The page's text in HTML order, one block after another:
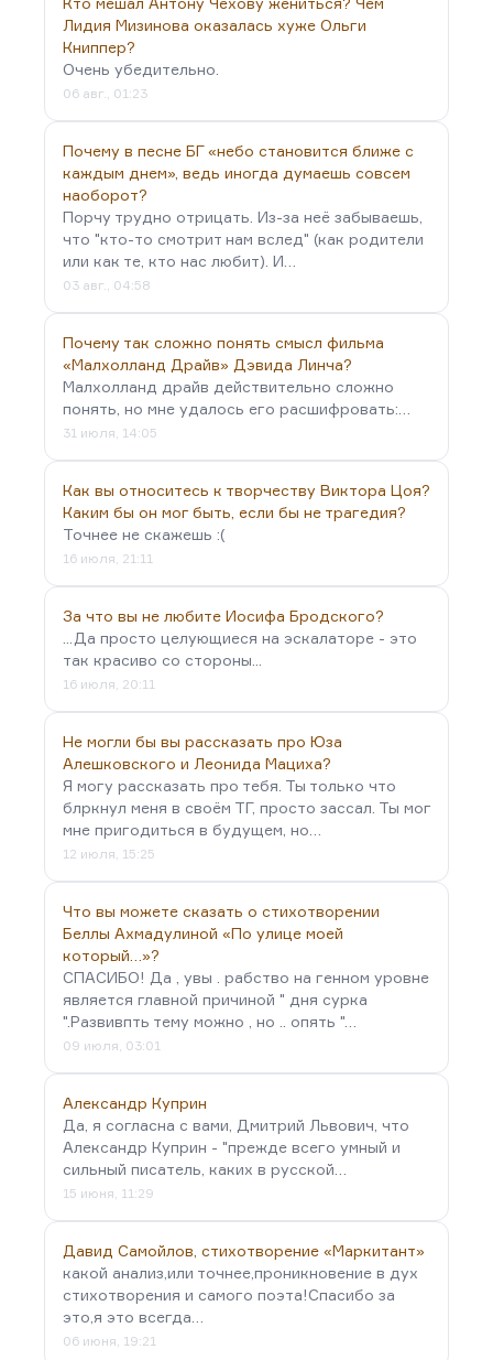
Лидия Мизинова оказалась хуже Ольги
Книппер?
Очень убедительно.
06 авг., 01:23
Почему в песне БГ «небо становится ближе с
каждым днем», ведь иногда думаешь совсем
наоборот?
Порчу трудно отрицать. Из-за неё забываешь,
что "кто-то смотрит нам вслед" (как родители
или как те, кто нас любит). И…
03 авг., 04:58
Почему так сложно понять смысл фильма
«Малхолланд Драйв» Дэвида Линча?
Малхолланд драйв действительно сложно
понять, но мне удалось его расшифровать:…
31 июля, 14:05
Как вы относитесь к творчеству Виктора Цоя?
Каким бы он мог быть, если бы не трагедия?
Точнее не скажешь :(
16 июля, 21:11
За что вы не любите Иосифа Бродского?
...Да просто целующиеся на эскалаторе - это
так красиво со стороны...
16 июля, 20:11
Не могли бы вы рассказать про Юза
Алешковского и Леонида Мациха?
Я могу рассказать про тебя. Ты только что
блркнул меня в своём ТГ, просто зассал. Ты мог
мне пригодиться в будущем, но…
12 июля, 15:25
Что вы можете сказать о стихотворении
Беллы Ахмадулиной «По улице моей
который…»?
СПАСИБО! Да , увы . рабство на генном уровне
является главной причиной " дня сурка
".Развивпть тему можно , но .. опять "…
09 июля, 03:01
Александр Куприн
Да, я согласна с вами, Дмитрий Львович, что
Александр Куприн - "прежде всего умный и
сильный писатель, каких в русской…
15 июня, 11:29
Давид Самойлов, стихотворение «Маркитант»
какой анализ,или точнее,проникновение в дух
стихотворения и самого поэта!Спасибо за
это,я это всегда…
06 июня, 19:21